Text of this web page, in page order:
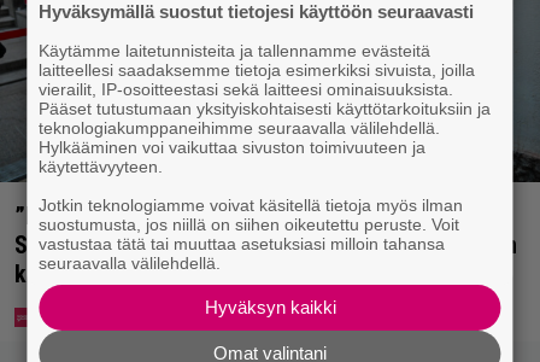
”Mitä isompi vehje, sen paremmin kulkee” –
Susanna Penttilä suuntasi Bangbussinsa Helsingin
keskustaan
Hyväksymällä suostut tietojesi käyttöön seuraavasti
Käytämme laitetunnisteita ja tallennamme evästeitä
laitteellesi saadaksemme tietoja esimerkiksi sivuista, joilla
vierailit, IP-osoitteestasi sekä laitteesi ominaisuuksista.
Pääset tutustumaan yksityiskohtaisesti käyttötarkoituksiin ja
teknologiakumppaneihimme seuraavalla välilehdellä.
Hylkääminen voi vaikuttaa sivuston toimivuuteen ja
käytettävyyteen.
Jotkin teknologiamme voivat käsitellä tietoja myös ilman
suostumusta, jos niillä on siihen oikeutettu peruste. Voit
vastustaa tätä tai muuttaa asetuksiasi milloin tahansa
seuraavalla välilehdellä.
Hyväksyn kaikki
Omat valintani